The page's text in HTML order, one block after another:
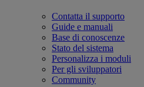
Contatta il supporto
Guide e manuali
Base di conoscenze
Stato del sistema
Personalizza i moduli
Per gli sviluppatori
Community